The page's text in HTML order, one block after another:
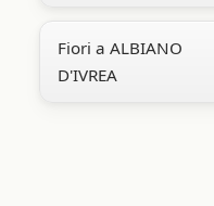
Fiori a ALBIANO
D'IVREA